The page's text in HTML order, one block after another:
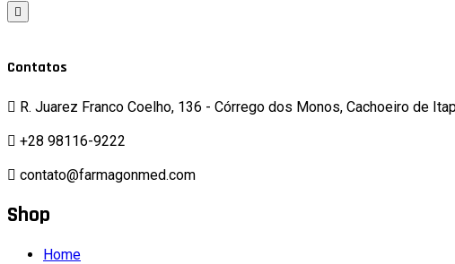
Contatos
R. Juarez Franco Coelho, 136 - Córrego dos Monos, Cachoeiro de
+28 98116-9222
contato@farmagonmed.com
Shop
Home